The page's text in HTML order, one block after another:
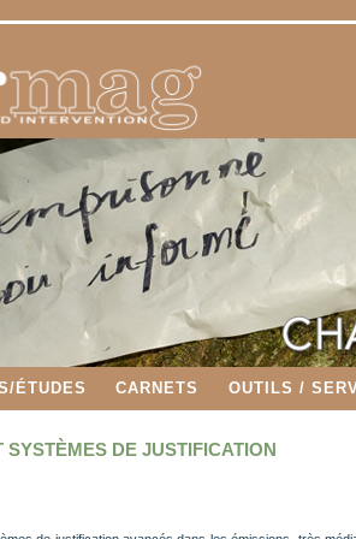
ÉTUDES CARNETS OUTILS /
DE JUSTIFICATION